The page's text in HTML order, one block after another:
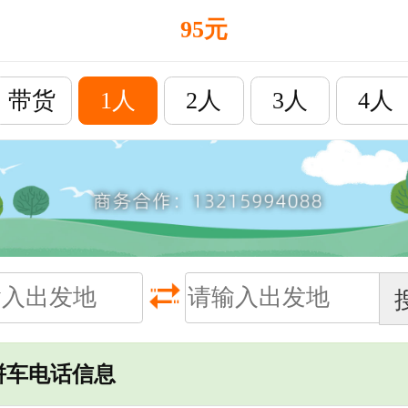
95元
带货 1人 2人 3人 4人
车电话信息